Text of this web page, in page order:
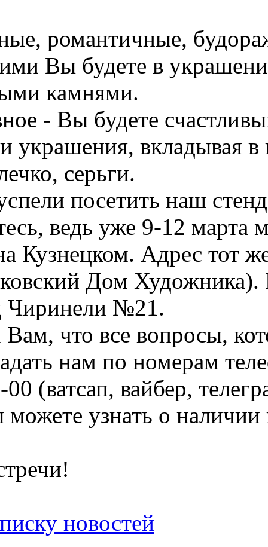
романтичные,
Вы будете в
камнями.
- Вы будете
украшения, вкладывая
серьги.
посетить наш
ведь уже 9-12
Кузнецком. Адрес тот
Дом Художника).
Чиринели №21.
что все вопросы,
нам по номерам
(ватсап, вайбер,
узнать о наличии
новостей